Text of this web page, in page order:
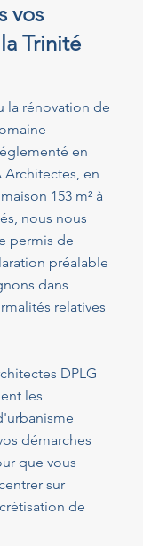
vos
Trinité
la rénovation de
en
Architectes, en
153 m² à
nous nous
permis de
préalable
dans
relatives
DPLG
les
démarches
que vous
sur
de